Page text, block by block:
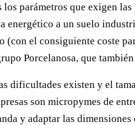
parámetros que exigen
energético a un suelo
(con el consiguiente coste
Porcelanosa, que
dificultades existen y el
son micropymes de
y adaptar las